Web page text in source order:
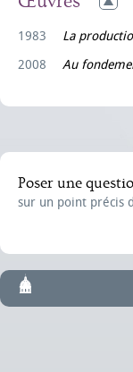
1983
La
2008
Au
Poser une
sur un point précis